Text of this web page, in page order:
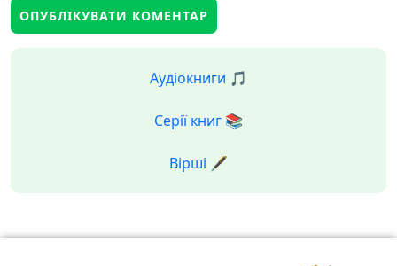
Аудіокниги 🎵
Серії книг 📚
Вірші 🖋️